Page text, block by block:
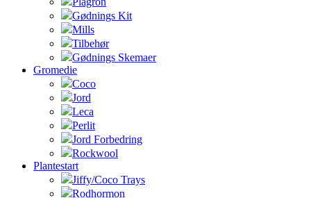
Gødnings Kit
Mills
Tilbehør
Gødnings Skemaer
Gromedie
Coco
Jord
Leca
Perlit
Jord Forbedring
Rockwool
Plantestart
Jiffy/Coco Trays
Rodhormon